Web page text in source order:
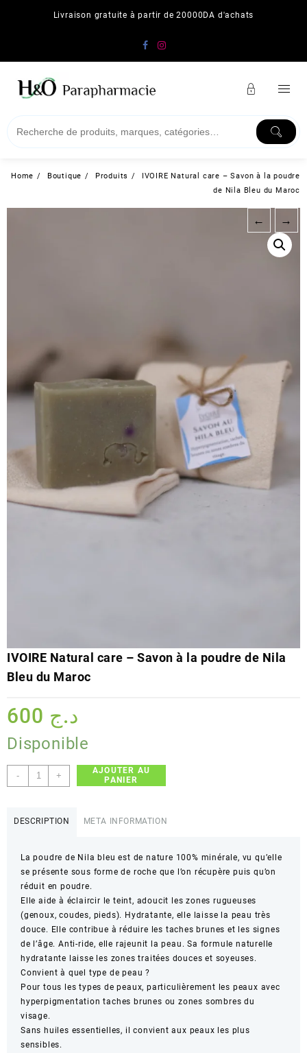
Livraison gratuite à partir de 20000DA d'achats
Home Boutique Produits
IVOIRE Natural care – Savon à la poudre
de Nila Bleu du Maroc
← →
IVOIRE Natural care – Savon à la poudre de Nila
Bleu du Maroc
د.ج
Disponible
-
quantité
de
Savon
à
la
poudre
de
Nila
Bleu
du
Maroc
+
AJOUTER AU
PANIER
DESCRIPTION META INFORMATION
La poudre de Nila bleu est de nature 100% minérale, vu qu’elle
se présente sous forme de roche que l’on récupère puis qu’on
réduit en poudre.
Elle aide à éclaircir le teint, adoucit les zones rugueuses
(genoux, coudes, pieds). Hydratante, elle laisse la peau très
douce. Elle contribue à réduire les taches brunes et les signes
de l’âge. Anti-ride, elle rajeunit la peau. Sa formule naturelle
hydratante laisse les zones traitées douces et soyeuses.
Convient à quel type de peau ?
Pour tous les types de peaux, particulièrement les peaux avec
hyperpigmentation taches brunes ou zones sombres du
visage.
Sans huiles essentielles, il convient aux peaux les plus
sensibles.